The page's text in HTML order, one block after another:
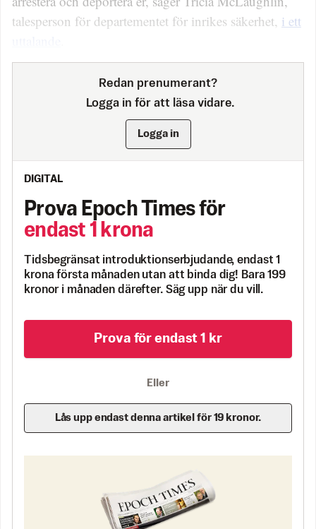
talesperson för departementet för inrikes säkerhet, i ett
Redan prenumerant?
Logga in för att läsa vidare.
Logga in
DIGITAL
Prova Epoch Times för
endast 1 krona
Tidsbegränsat introduktionserbjudande, endast 1
krona första månaden utan att binda dig! Bara 199
kronor i månaden därefter. Säg upp när du vill.
Prova för endast 1 kr
Eller
Lås upp endast denna artikel för 19 kronor.